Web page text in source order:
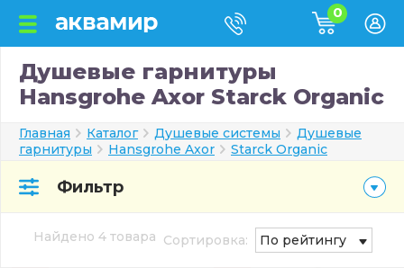
0
Душевые гарнитуры
Hansgrohe Axor Starck Organic
Главная Каталог Душевые системы
Душевые
гарнитуры
Hansgrohe Axor Starck Organic
Фильтр
Найдено 4 товара Сортировка: По рейтингу